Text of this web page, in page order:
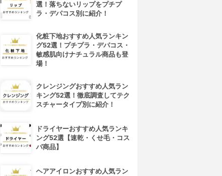
選！落ちないリップをプチプ
ラ・デパコス別に紹介！
化粧下地おすすめ人気ランキン
グ52選！プチプラ・デパコス・
敏感肌向けナチュラル商品も登
場！
クレンジングおすすめ人気ラン
キング52選！徹底調査してテク
スチャータイプ別に紹介！
ドライヤーおすすめ人気ランキ
ング52選【速乾・くせ毛・コス
パ商品】
ヘアアイロンおすすめ人気ラン